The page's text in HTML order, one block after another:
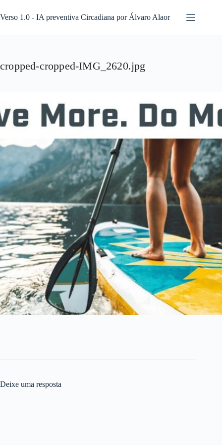
para
o
Verso 1.0 - IA preventiva Circadiana por Álvaro Alaor
cropped-cropped-IMG_2620.jpg
Deixe uma resposta